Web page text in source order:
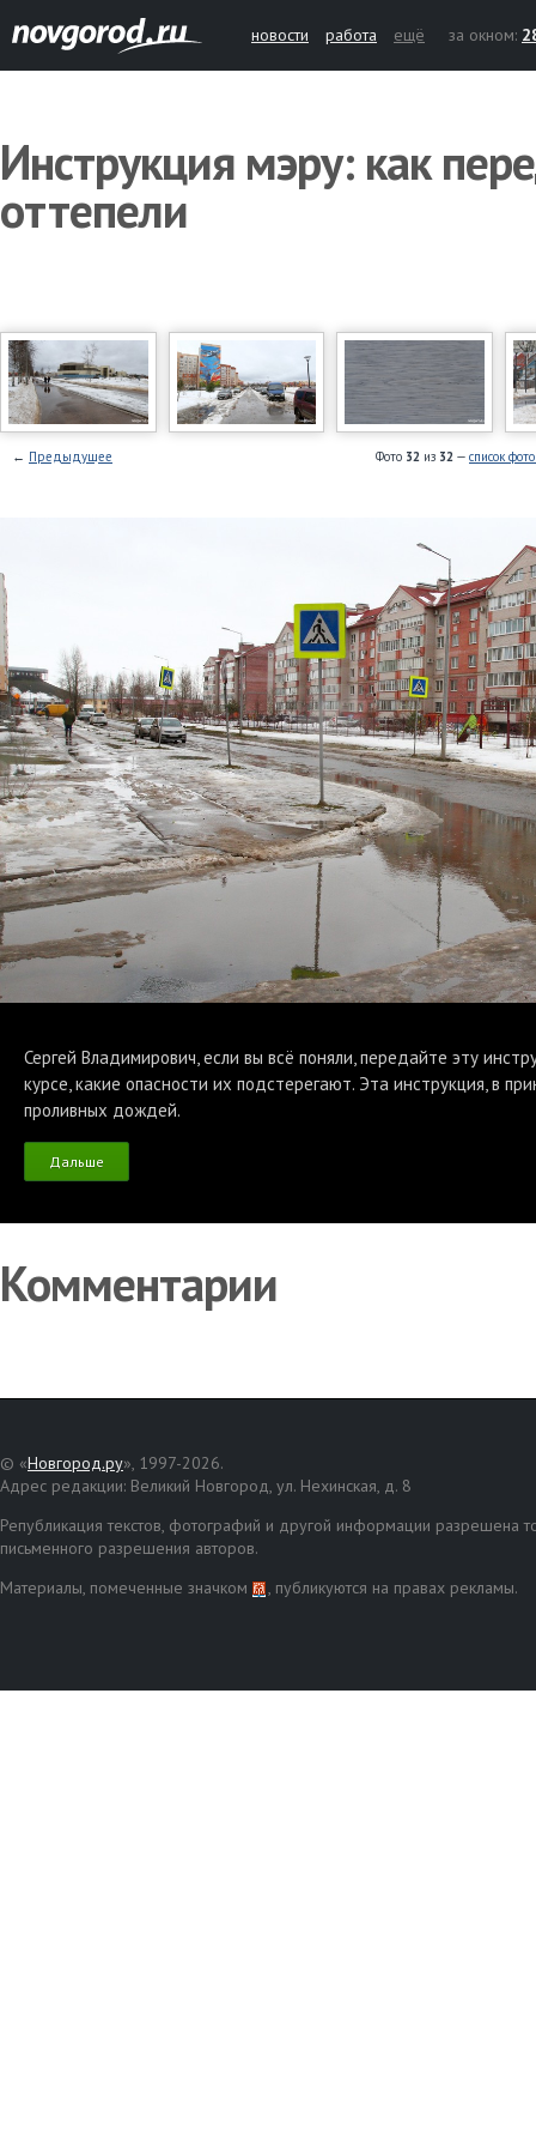
новости работа ещё за окном:
Инструкция мэру: как
оттепели
Фото 32 из 32 — список
← Предыдущее
Сергей Владимирович, если вы всё поняли, передайте эту
курсе, какие опасности их подстерегают. Эта инструкция, в
проливных дождей.
Дальше
Комментарии
© «Новгород.ру», 1997-2026.
Адрес редакции: Великий Новгород, ул. Нехинская, д. 8
Републикация текстов, фотографий и другой информации разрешена
письменного разрешения авторов.
Материалы, помеченные значком
, публикуются на правах рекламы.